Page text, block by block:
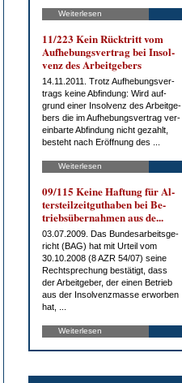
Weiterlesen
11/223 Kein Rück­tritt vom
Auf­he­bungs­ver­trag bei In­sol­
venz des Ar­beit­ge­bers
14.11.2011. Trotz Auf­he­bungs­ver­
trags kei­ne Ab­fin­dung: Wird auf­
grund ei­ner In­sol­venz des Ar­beit­ge­
bers die im Auf­he­bungs­ver­trag ver­
ein­bar­te Ab­fin­dung nicht ge­zahlt,
be­steht nach Er­öff­nung des ...
Weiterlesen
09/115 Kei­ne Haf­tung für Al­
ters­teil­zeit­gut­ha­ben bei Be­
triebs­über­nah­men aus de...
03.07.2009. Das Bun­des­ar­beits­ge­
richt (BAG) hat mit Ur­teil vom
30.10.2008 (8 AZR 54/07) sei­ne
Recht­spre­chung be­stä­tigt, dass
der Ar­beit­ge­ber, der ei­nen Be­trieb
aus der In­sol­venz­mas­se er­wor­ben
hat, ...
Weiterlesen